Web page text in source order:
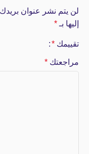
لن يتم نشر عنوان بريدك
إليها بـ *
تقييمك *
مراجعتك *